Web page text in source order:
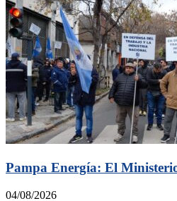
Pampa Energía: El
04/08/2026